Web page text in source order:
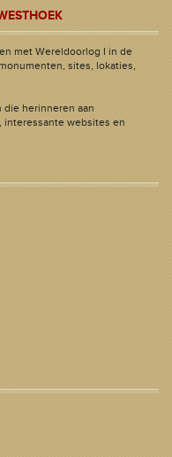
met Wereldoorlog I in de
sites, lokaties,
herinneren aan
interessante websites en